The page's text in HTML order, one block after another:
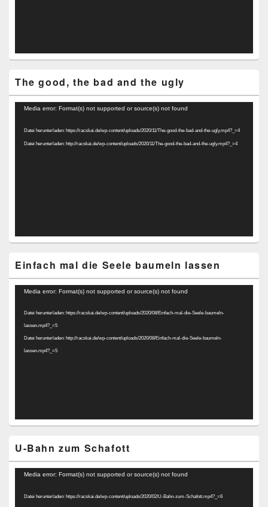
The good, the bad and the ugly
Video-
Media error: Format(s) not supported or source(s) not found
Datei herunterladen: https://racskai.de/wp-content/uploads/2020/11/The-good-the-bad-and-the-ugly.mp4?_=4
Datei herunterladen: http://racskai.de/wp-content/uploads/2020/11/The-good-the-bad-and-the-ugly.mp4?_=4
Einfach mal die Seele baumeln lassen
Video-
Media error: Format(s) not supported or source(s) not found
Datei herunterladen: https://racskai.de/wp-content/uploads/2020/08/Einfach-mal-die-Seele-baumeln-
lassen.mp4?_=5
Datei herunterladen: http://racskai.de/wp-content/uploads/2020/08/Einfach-mal-die-Seele-baumeln-
lassen.mp4?_=5
U-Bahn zum Schafott
Video-
Media error: Format(s) not supported or source(s) not found
Datei herunterladen: https://racskai.de/wp-content/uploads/2020/02/U-Bahn-zum-Schafott.mp4?_=6